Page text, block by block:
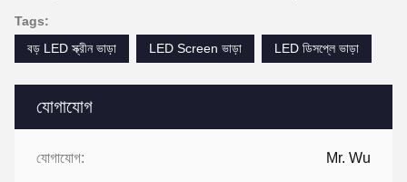
যোগাযোগ
যোগাযোগ: Mr. Wu
Tags:
বড় LED স্ক্রীন ভাড়া
LED Screen ভাড়া LED ডিসপ্লে ভাড়া